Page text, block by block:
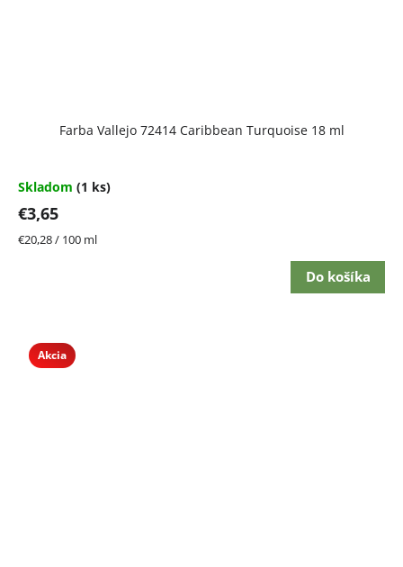
Farba Vallejo 72414 Caribbean Turquoise 18 ml
Skladom (1 ks)
€3,65
Jednotková
€20,28 / 100 ml
Do košíka
Akcia